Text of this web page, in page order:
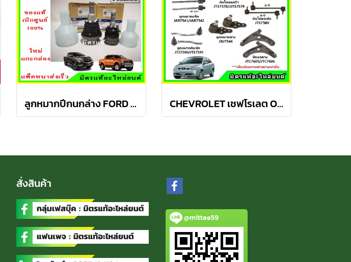
ลูกหมากปีกนกล่าง FORD Ranger T6 / MAZDA BT50 PRO 2WD , 4WD CHEVROLET เชฟโรเลต OPTRA ปี 03-08 ชุดช่วงล่าง TRW
สั่งสินค้า
@mittae59